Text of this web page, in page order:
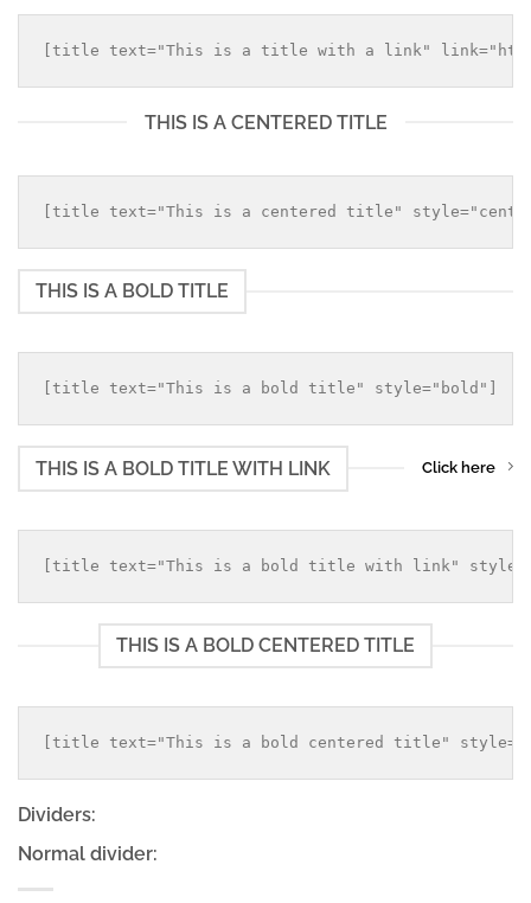
THIS IS A CENTERED TITLE
THIS IS A BOLD TITLE
THIS IS A BOLD TITLE WITH LINK Click here
THIS IS A BOLD CENTERED TITLE
Dividers:
Normal divider: